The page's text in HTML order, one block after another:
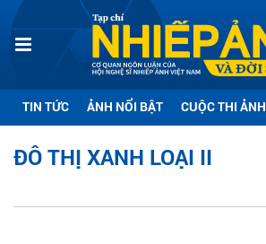
TIN TỨC ẢNH NỔI BẬT CUỘC THI ẢNH
ĐÔ THỊ XANH LOẠI II